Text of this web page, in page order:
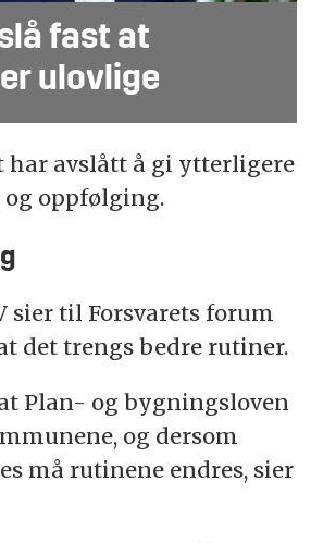
fast at
ulovlige
har avslått å gi ytterligere
oppfølging.
sier til Forsvarets forum
det trengs bedre rutiner.
Plan- og bygningsloven
og dersom
må rutinene endres, sier